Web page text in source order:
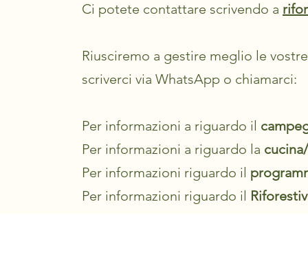
Ci potete contattare scrivendo a
Riusciremo a gestire meglio le
scriverci via WhatsApp o chiamarci:
Per informazioni a riguardo il
Per informazioni a riguardo la
Per informazioni riguardo il
Per informazioni riguardo il